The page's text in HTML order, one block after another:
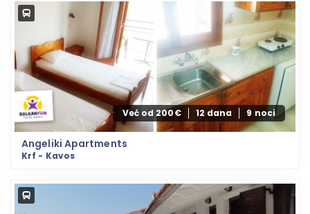
Već od 200€ 12 dana 9 noci
Angeliki Apartments
Krf - Kavos